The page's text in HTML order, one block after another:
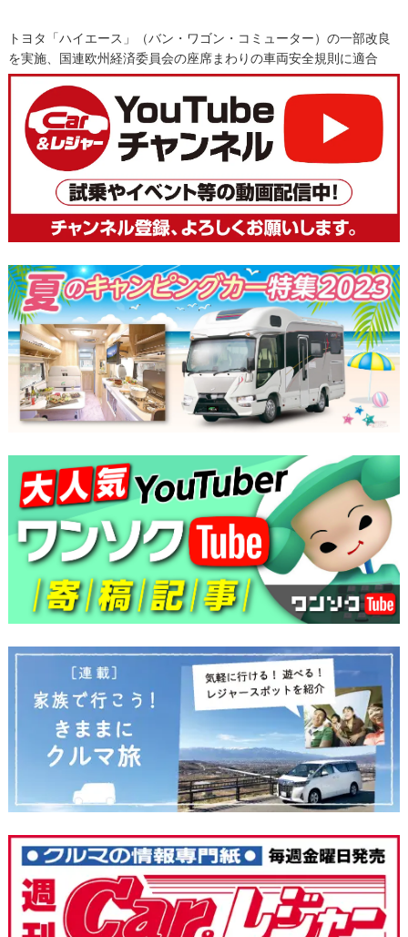
トヨタ「ハイエース」（バン・ワゴン・コミューター）の一部改良
を実施、国連欧州経済委員会の座席まわりの車両安全規則に適合